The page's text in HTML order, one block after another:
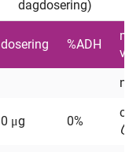
dagdosering)
dosering %ADH
0 μg 0%